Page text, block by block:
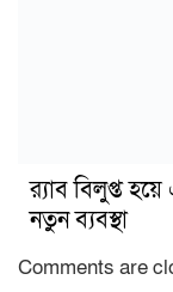
র‍্যাব বিলুপ্ত
নতুন ব্যবস্থা
Comments are